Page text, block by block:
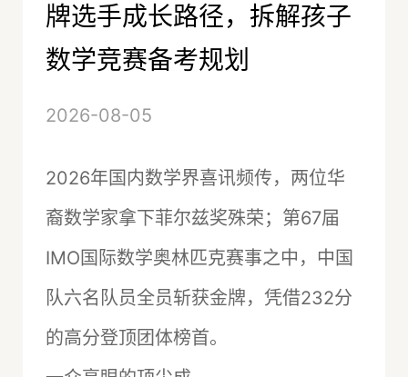
牌选手成长路径，拆解孩子
数学竞赛备考规划
2026-08-05
2026年国内数学界喜讯频传，两位华
裔数学家拿下菲尔兹奖殊荣；第67届
IMO国际数学奥林匹克赛事之中，中国
队六名队员全员斩获金牌，凭借232分
的高分登顶团体榜首。